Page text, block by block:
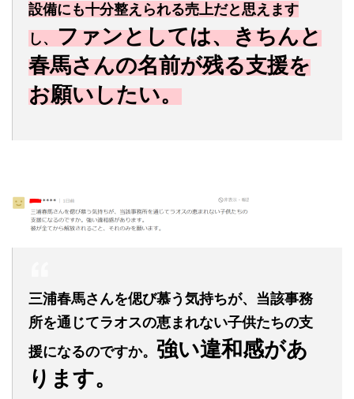
設備にも十分整えられる売上だと思えます
し、 ファンとしては、きちんと
春馬さんの名前が残る支援を
お願いしたい。
三浦春馬さんを偲び慕う気持ちが、当該事務
所を通じてラオスの恵まれない子供たちの支
援になるのですか。 強い違和感があ
ります。